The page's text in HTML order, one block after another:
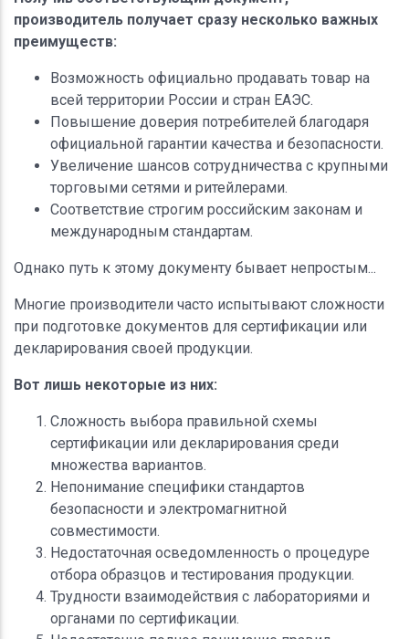
производитель получает сразу несколько важных
преимуществ:
Возможность официально продавать товар на
всей территории России и стран ЕАЭС.
Повышение доверия потребителей благодаря
официальной гарантии качества и безопасности.
Увеличение шансов сотрудничества с крупными
торговыми сетями и ритейлерами.
Соответствие строгим российским законам и
международным стандартам.
Однако путь к этому документу бывает непростым...
Многие производители часто испытывают сложности
при подготовке документов для сертификации или
декларирования своей продукции.
Вот лишь некоторые из них:
Сложность выбора правильной схемы
сертификации или декларирования среди
множества вариантов.
Непонимание специфики стандартов
безопасности и электромагнитной
совместимости.
Недостаточная осведомленность о процедуре
отбора образцов и тестирования продукции.
Трудности взаимодействия с лабораториями и
органами по сертификации.